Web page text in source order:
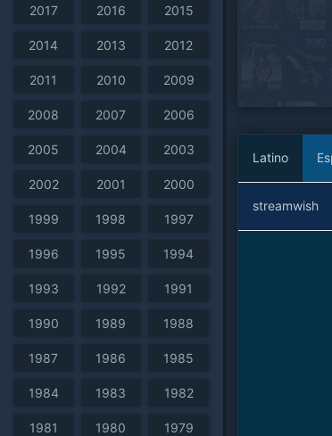
2017 2016 2015
2014 2013 2012
2011 2010 2009
2008 2007 2006
2005 2004 2003
2002 2001 2000
1999 1998 1997
1996 1995 1994
1993 1992 1991
1990 1989 1988
1987 1986 1985
1984 1983 1982
1981 1980 1979
Latino
streamwish